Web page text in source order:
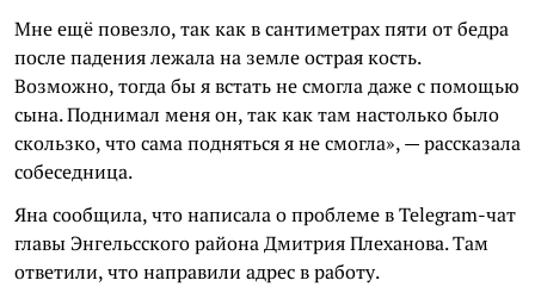
Мне ещё повезло, так как в сантиметрах пяти от бедра
после падения лежала на земле острая кость.
Возможно, тогда бы я встать не смогла даже с помощью
сына. Поднимал меня он, так как там настолько было
скользко, что сама подняться я не смогла», — рассказала
собеседница.
Яна сообщила, что написала о проблеме в Telegram-чат
главы Энгельсского района Дмитрия Плеханова. Там
ответили, что направили адрес в работу.